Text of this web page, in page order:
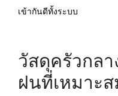
เข้ากันดีทั้งระบบ
วัสดุครัวกล
ฝนที่เหมาะ